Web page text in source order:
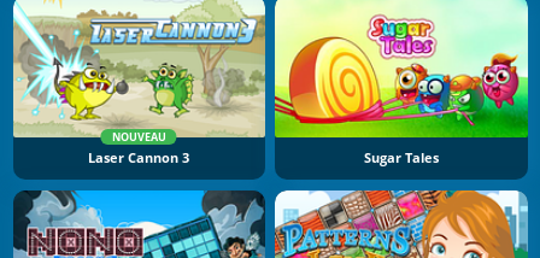
NOUVEAU
Laser Cannon 3 Sugar Tales